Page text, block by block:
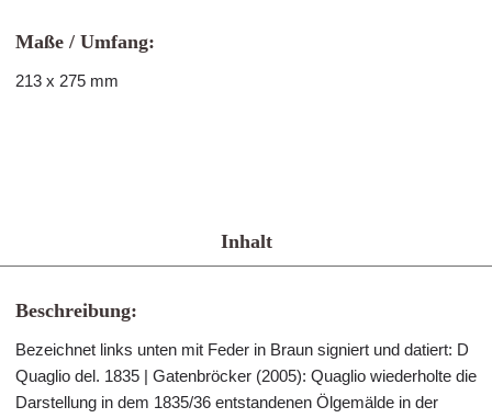
Maße / Umfang:
213 x 275 mm
Inhalt
Beschreibung:
Bezeichnet links unten mit Feder in Braun signiert und datiert: D
Quaglio del. 1835 | Gatenbröcker (2005): Quaglio wiederholte die
Darstellung in dem 1835/36 entstandenen Ölgemälde in der